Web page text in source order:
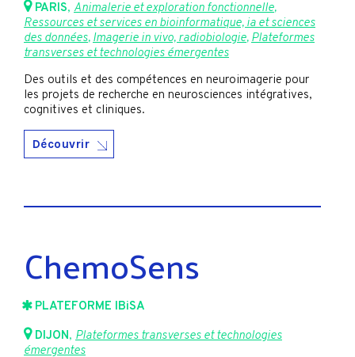
PARIS, Animalerie et exploration fonctionnelle,
Ressources et services en bioinformatique, ia et sciences
des données,Imagerie in vivo, radiobiologie,Plateformes
transverses et technologies émergentes
Des outils et des compétences en neuroimagerie pour
les projets de recherche en neurosciences intégratives,
cognitives et cliniques.
Découvrir
ChemoSens
PLATEFORME IBiSA
DIJON, Plateformes transverses et technologies
émergentes